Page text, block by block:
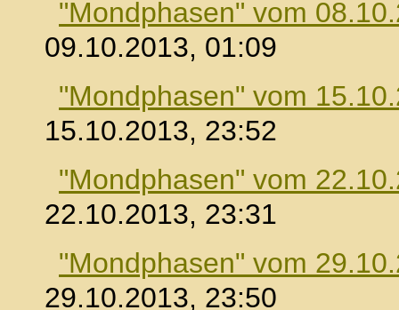
"Mondphasen" vom
09.10.2013, 01:09
"Mondphasen" vom
15.10.2013, 23:52
"Mondphasen" vom
22.10.2013, 23:31
"Mondphasen" vom
29.10.2013, 23:50